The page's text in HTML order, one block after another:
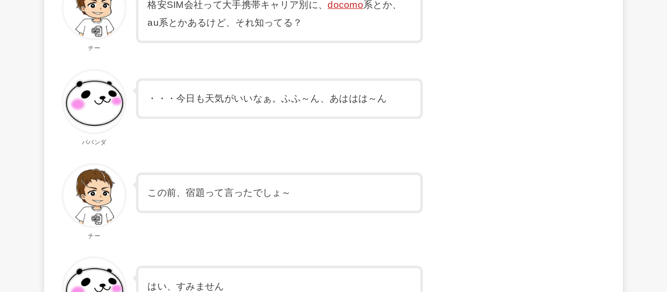
チー
格安SIM会社って大手携帯キャリア別に、docomo系とか、
au系とかあるけど、それ知ってる？
パパンダ
・・・今日も天気がいいなぁ。ふふ～ん、あははは～ん
チー
この前、宿題って言ったでしょ～
はい、すみません